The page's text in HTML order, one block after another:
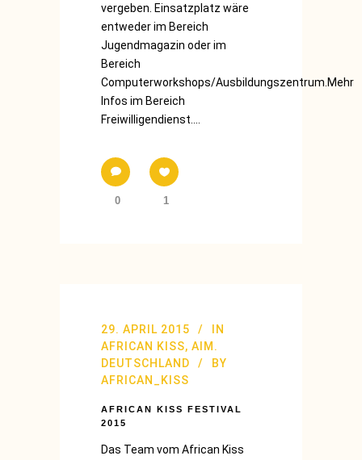
vergeben. Einsatzplatz wäre
entweder im Bereich
Jugendmagazin oder im
Bereich
Computerworkshops/Ausbildungszentrum.Mehr
Infos im Bereich
Freiwilligendienst....
0 1
29. APRIL 2015
IN
AFRICAN KISS, AIM.
DEUTSCHLAND
BY
AFRICAN_KISS
AFRICAN KISS FESTIVAL
2015
Das Team vom African Kiss